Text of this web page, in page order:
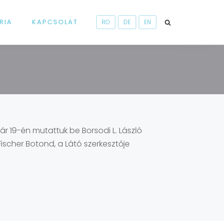
RO DE EN
KAPCSOLAT
én mutattuk be Borsodi L. László
Botond, a Látó szerkesztője